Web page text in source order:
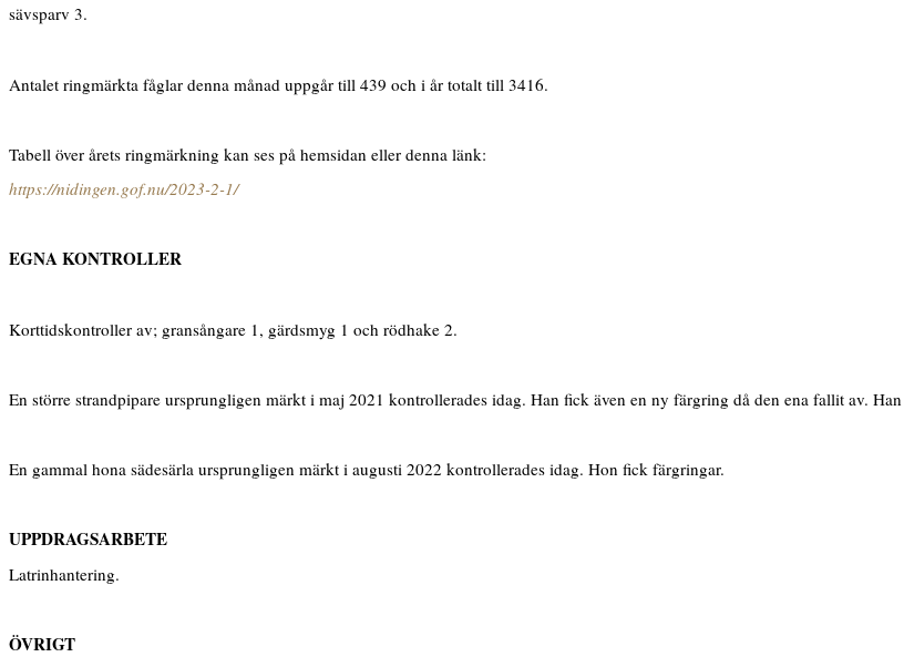
sävsparv 3.
Antalet ringmärkta fåglar denna månad uppgår till 439 och i år totalt till 3416.
Tabell över årets ringmärkning kan ses på hemsidan eller denna länk:
https://nidingen.gof.nu/2023-2-1/
EGNA KONTROLLER
Korttidskontroller av; gransångare 1, gärdsmyg 1 och rödhake 2.
En större strandpipare ursprungligen märkt i maj 2021 kontrollerades idag. Han fick även en ny färgring då den ena fallit av.
En gammal hona sädesärla ursprungligen märkt i augusti 2022 kontrollerades idag. Hon fick färgringar.
UPPDRAGSARBETE
Latrinhantering.
ÖVRIGT